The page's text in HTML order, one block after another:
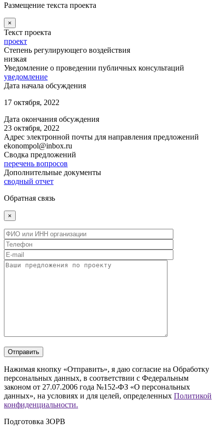
Размещение текста проекта
×
Текст проекта
проект
Степень регулирующего воздействия
низкая
Уведомление о проведении публичных консультаций
уведомление
Дата начала обсуждения
17 октября, 2022
Дата окончания обсуждения
23 октября, 2022
Адрес электронной почты для направления предложений
ekonompol@inbox.ru
Сводка предложений
перечень вопросов
Дополнительные документы
сводный отчет
Обратная связь
×
Нажимая кнопку «Отправить», я даю согласие на Обработку
персональных данных, в соответствии с Федеральным
законом от 27.07.2006 года №152-ФЗ «О персональных
данных», на условиях и для целей, определенных Политикой
конфиденциальности.
Подготовка ЗОРВ